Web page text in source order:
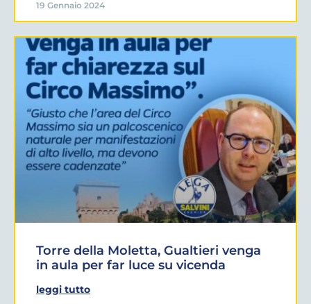
19 Gennaio 2024
Torre della Moletta, Gualtieri venga
in aula per far luce su vicenda
leggi tutto